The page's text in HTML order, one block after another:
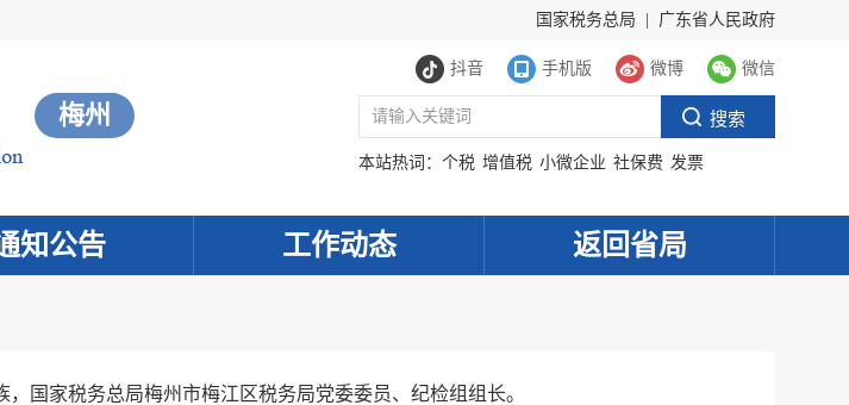
国家税务总局 广东省人民政府
抖音 手机版 微博 微信
梅州
本站热词： 个税 增值税 小微企业 社保费 发票
知公告 工作动态 返回省局
，国家税务总局梅州市梅江区税务局党委委员、纪检组组长。